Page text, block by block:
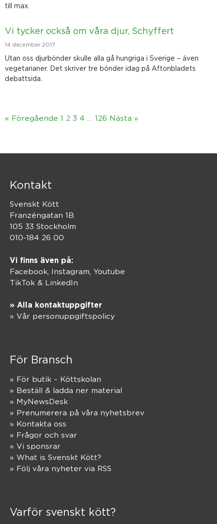
till max.
Vi tycker också om våra djur, Schyffert
14 december 2017
Utan oss djurbönder skulle alla gå hungriga i Sverige – även
vegetarianer. Det skriver tre bönder idag på Aftonbladets
debattsida.
« Föregående 1 2 3 4 126 Nästa »
Kontakt
Svenskt Kött
Franzéngatan 1B
105 33 Stockholm
010-184 26 00
Vi finns även på:
Facebook, Instagram Youtube
TikTok & LinkedIn
» Alla kontaktuppgifter
» Vår personuppgiftspolicy
För Bransch
» För butik – Köttskolan
» Beställ & ladda ner material
» MyNewsDesk
» Prenumerera på våra nyhetsbrev
» Kontakta oss
» Frågor och svar
» Vi sponsrar
» What is Svenskt Kött?
» Följ våra nyheter via RSS
Varför svenskt kött?